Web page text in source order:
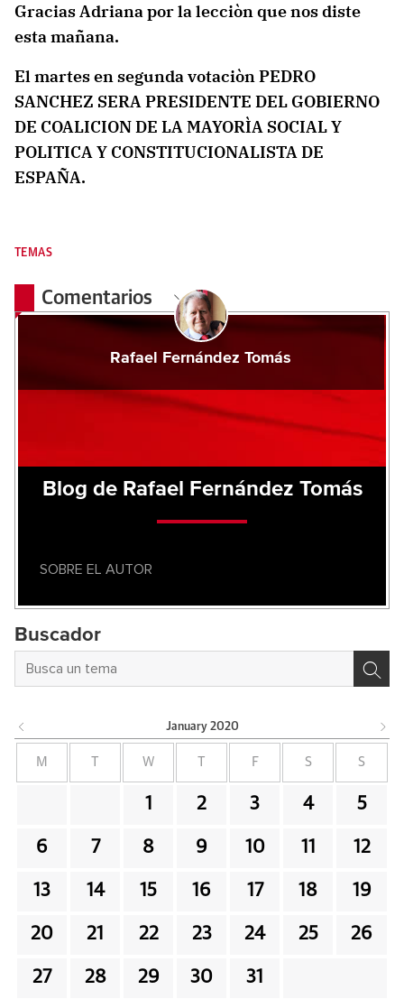
Gracias Adriana por la lecciòn que nos diste
esta mañana.
El martes en segunda votaciòn PEDRO
SANCHEZ SERA PRESIDENTE DEL GOBIERNO
DE COALICION DE LA MAYORÌA SOCIAL Y
POLITICA Y CONSTITUCIONALISTA DE
ESPAÑA.
TEMAS
Comentarios
Rafael Fernández Tomás
Blog de Rafael Fernández Tomás
SOBRE EL AUTOR
Buscador
January 2020
M W F S S
1 2 3 4 5
6 7 8 9 10 11 12
13 14 15 16 17 18 19
20 21 22 23 24 25 26
27 28 29 30 31